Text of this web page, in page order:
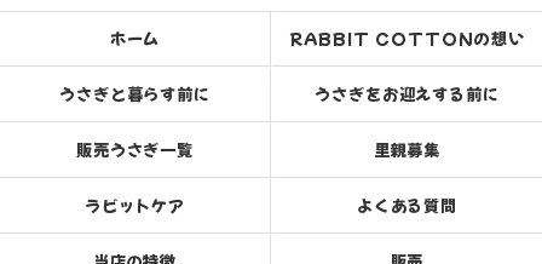
ホーム RABBIT COTTONの想い
うさぎと暮らす前に うさぎをお迎えする前に
販売うさぎ一覧 里親募集
ラビットケア よくある質問